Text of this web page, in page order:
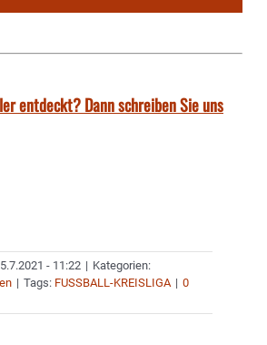
entdeckt? Dann schreiben Sie uns
- 11:22 | Kategorien:
| Tags: FUSSBALL-KREISLIGA | 0